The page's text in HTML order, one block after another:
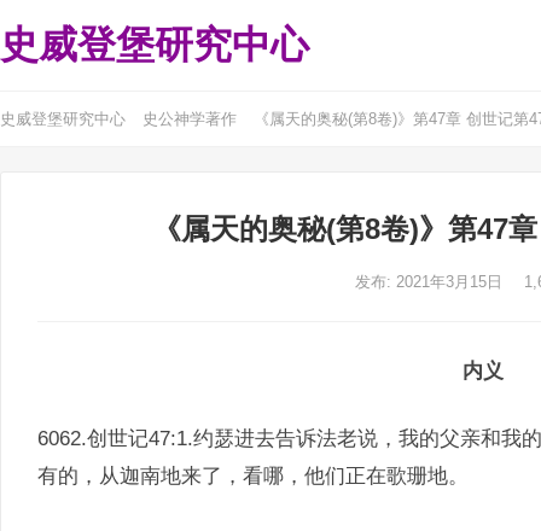
史威登堡研究中心
史威登堡研究中心 史公神学著作 《属天的奥秘(第8卷)》第47章 创世记第
《属天的奥秘(第8卷)》第47
发布: 2021年3月15日
内义
6062.创世记47:1.约瑟进去告诉法老说，我的父亲和我
有的，从迦南地来了，看哪，他们正在歌珊地。